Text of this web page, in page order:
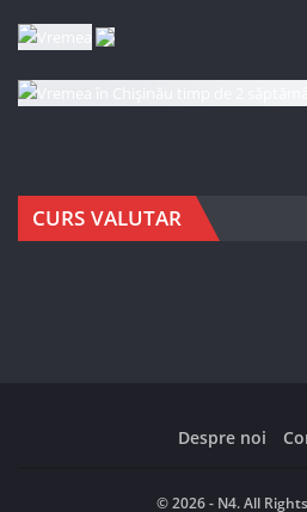
CURS VALUTAR
Despre noi
© 2026 - N4. All